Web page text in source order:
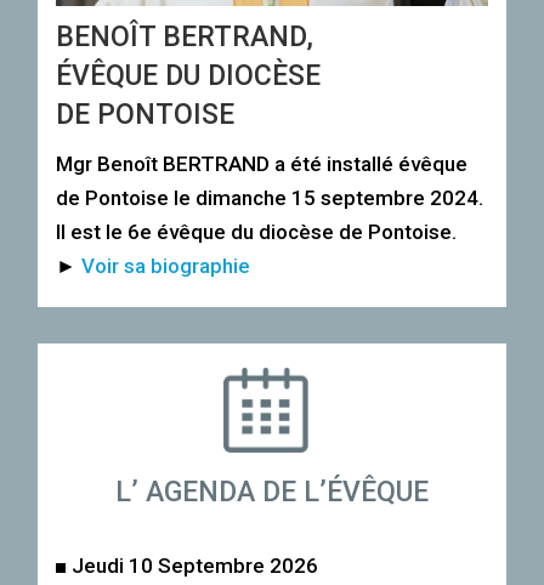
BENOÎT BERTRAND,
ÉVÊQUE DU DIOCÈSE
DE PONTOISE
Mgr Benoît BERTRAND a été installé évêque
de Pontoise le dimanche 15 septembre 2024.
Il est le 6e évêque du diocèse de Pontoise.
►Voir sa biographie
L’ AGENDA DE L’ÉVÊQUE
Jeudi 10 Septembre 2026